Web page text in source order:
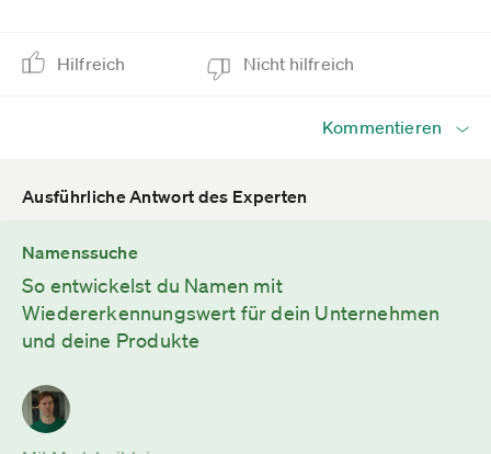
Hilfreich Nicht hilfreich
Kommentieren
Ausführliche Antwort des Experten
Namenssuche
So entwickelst du Namen mit
Wiedererkennungswert für dein Unternehmen
und deine Produkte